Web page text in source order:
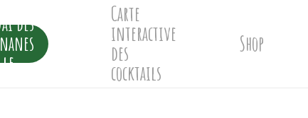
des
Carte
interactive
des
cocktails
Shop